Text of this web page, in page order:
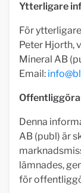
Ytterligare
För
Peter Hjorth,
Mineral AB
Email:
Denna
AB (publ) är
lämnades,
för